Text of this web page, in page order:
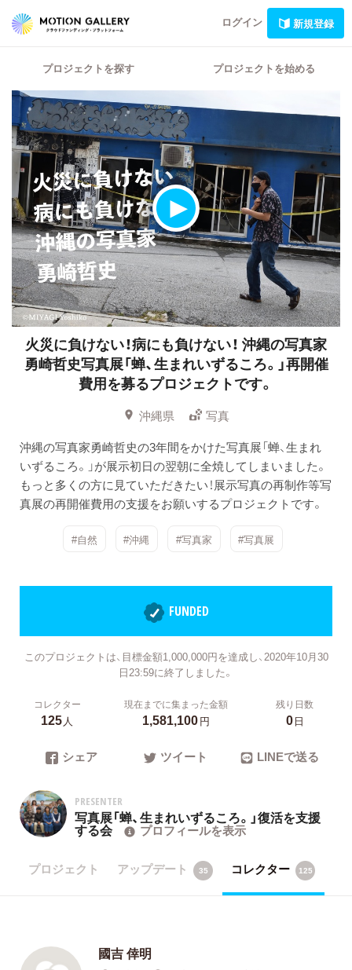
ログイン 新規登録
プロジェクトを探す プロジェクトを始める
火災に負けない！病にも負けない！ 沖縄の写真家
勇崎哲史写真展「蝉、生まれいずるころ。」再開催
費用を募るプロジェクトです。
沖縄県
写真
沖縄の写真家勇崎哲史の3年間をかけた写真展「蝉、生まれ
いずるころ。」が展示初日の翌朝に全焼してしまいました。
もっと多くの方に見ていただきたい！展示写真の再制作等写
真展の再開催費用の支援をお願いするプロジェクトです。
#自然 #沖縄 #写真家 #写真展
FUNDED
このプロジェクトは、目標金額1,000,000円を達成し、2020年10月30
日23:59に終了しました。
コレクター
125人
現在までに集まった金額
1,581,100円
残り日数
0日
シェア ツイート LINEで送る
PRESENTER
写真展「蝉、生まれいずるころ。」復活を支援
する会 プロフィールを表示
プロジェクト アップデート 35 コレクター 125
國吉 倖明